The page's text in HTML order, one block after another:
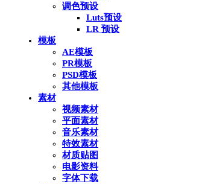
调色预设
Luts预设
LR 预设
模板
AE模板
PR模板
PSD模板
其他模板
素材
视频素材
平面素材
音乐素材
特效素材
材质贴图
电影资料
字体下载